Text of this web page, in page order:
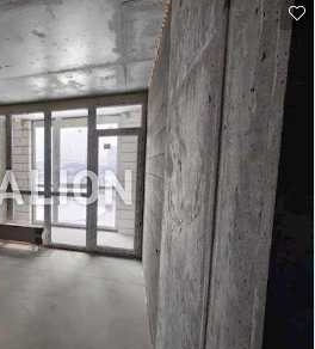
зона. т.044 200 10 80 Valion.ua/1011833